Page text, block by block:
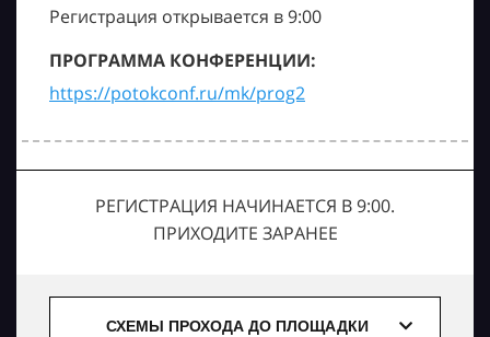
Регистрация открывается в 9:00
ПРОГРАММА КОНФЕРЕНЦИИ:
https://potokconf.ru/mk/prog2
РЕГИСТРАЦИЯ НАЧИНАЕТСЯ В 9:00.
ПРИХОДИТЕ ЗАРАНЕЕ
СХЕМЫ ПРОХОДА ДО ПЛОЩАДКИ